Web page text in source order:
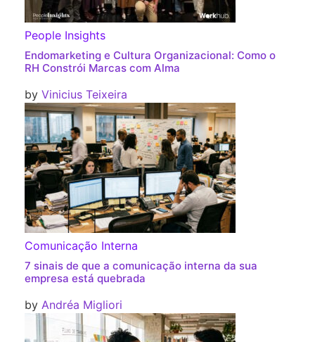
People Insights
Endomarketing e Cultura Organizacional: Como o
RH Constrói Marcas com Alma
by Vinicius Teixeira
Comunicação Interna
7 sinais de que a comunicação interna da sua
empresa está quebrada
by Andréa Migliori